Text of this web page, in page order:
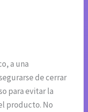
a una
de cerrar
para evitar la
producto. No